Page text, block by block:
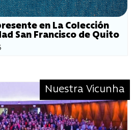
en La Colección
San Francisco de Quito
Nuestra Vicunha